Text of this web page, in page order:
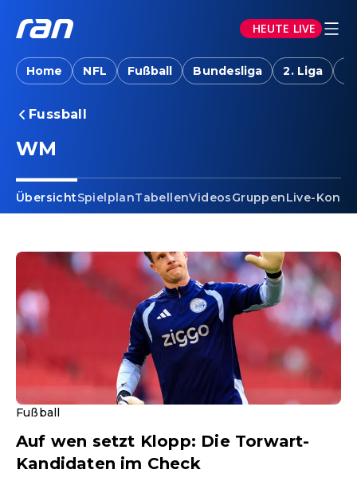
HEUTE LIVE
Home NFL Fußball Bundesliga 2. Liga
Fussball
WM
ÜbersichtSpielplanTabellenVideosGruppenLive-
Fußball
Auf wen setzt Klopp: Die Torwart-
Kandidaten im Check